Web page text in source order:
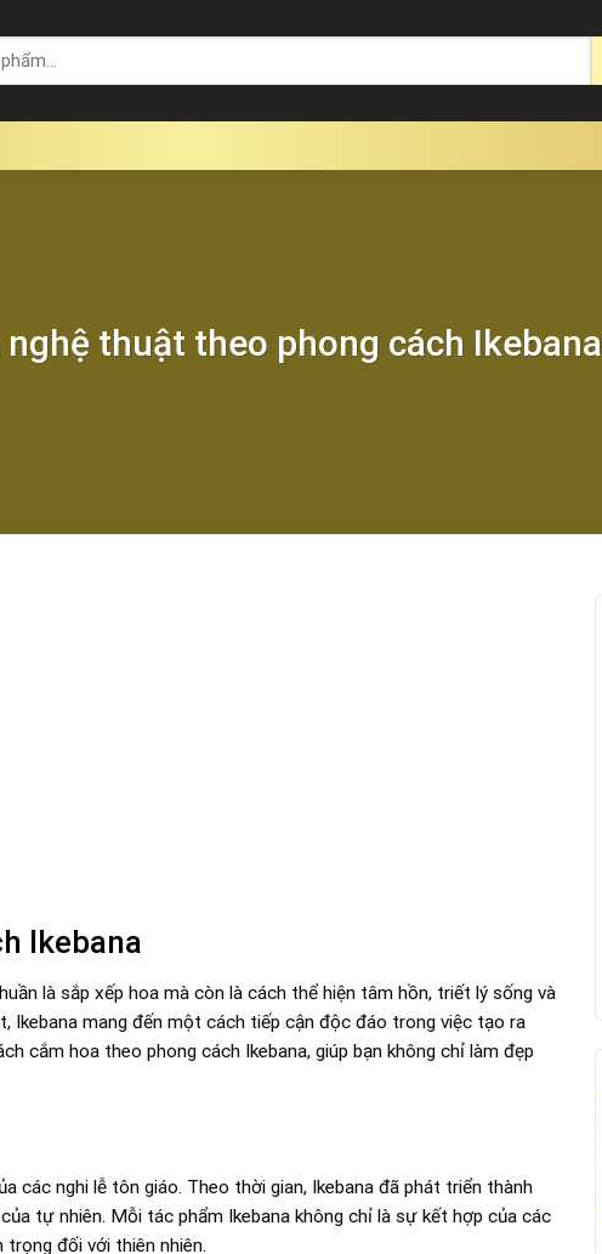
nghệ thuật theo phong cách Ikebana
Ikebana
là sắp xếp hoa mà còn là cách thể hiện tâm hồn, triết lý sống và
Ikebana mang đến một cách tiếp cận độc đáo trong việc tạo ra
cắm hoa theo phong cách Ikebana, giúp bạn không chỉ làm đẹp
các nghi lễ tôn giáo. Theo thời gian, Ikebana đã phát triển thành
tự nhiên. Mỗi tác phẩm Ikebana không chỉ là sự kết hợp của các
đối với thiên nhiên.